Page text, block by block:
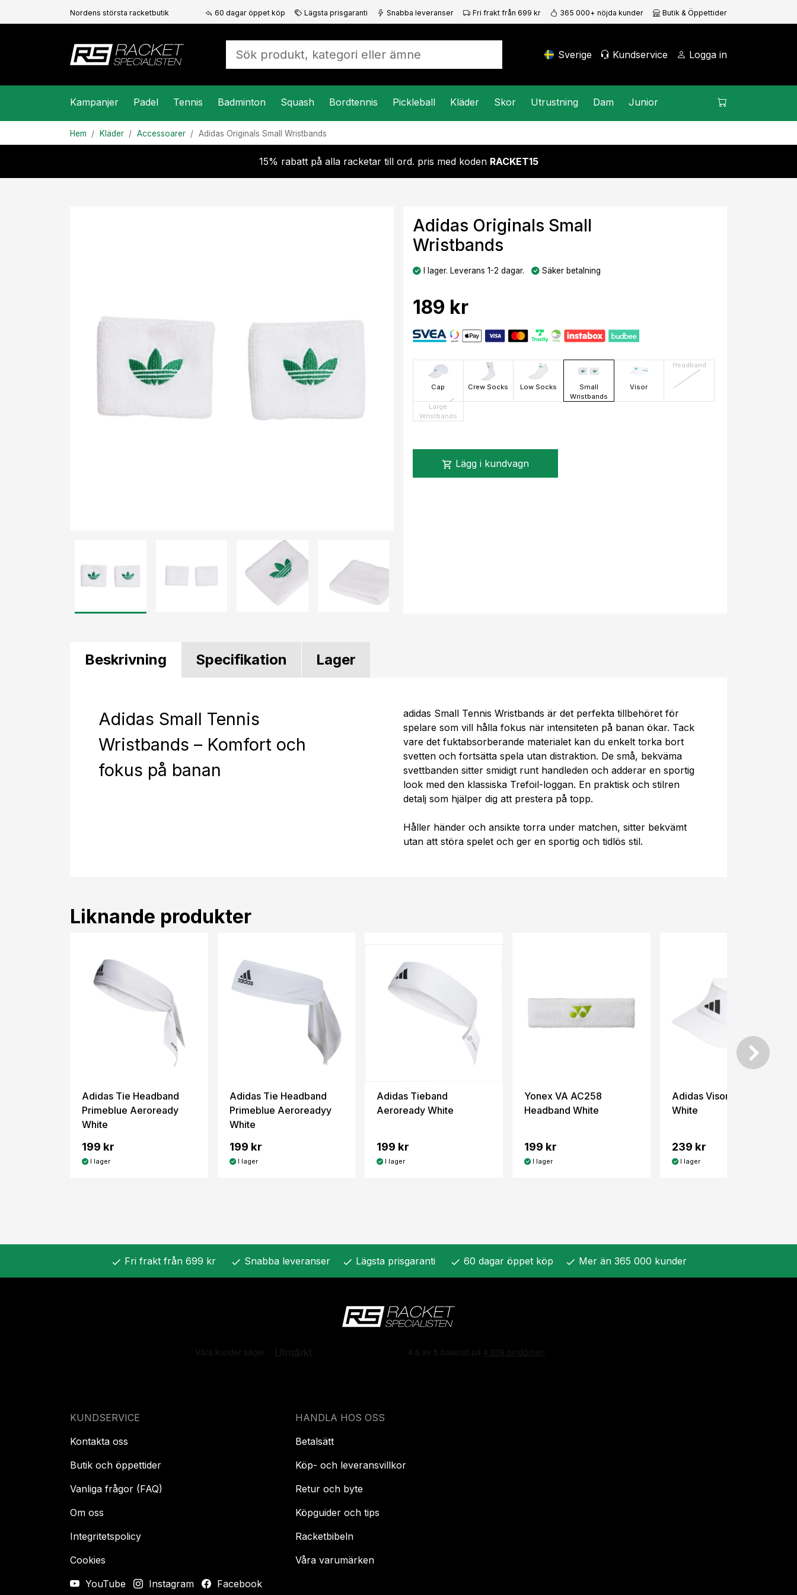
Nordens största racketbutik 60 dagar öppet köp Lägsta prisgaranti Snabba leveranser Fri frakt från 699 kr 365 000+ nöjda kunder Butik & Öppettider
Sverige Kundservice Logga in
Kampanjer Padel Tennis Badminton Squash Bordtennis Pickleball Kläder Skor Utrustning Dam Junior
Hem Kläder Accessoarer Adidas Originals Small Wristbands
15% rabatt på alla racketar till ord. pris med koden RACKET15
Adidas Originals Small
Wristbands
I lager. Leverans 1-2 dagar. Säker betalning
189 kr
Cap Crew Socks Low Socks
Small
Wristbands
Visor
Headband
Large
Wristbands
shopping_cart Lägg i kundvagn
Beskrivning Specifikation Lager
Adidas Small Tennis
Wristbands – Komfort och
fokus på banan
adidas Small Tennis Wristbands är det perfekta tillbehöret för
spelare som vill hålla fokus när intensiteten på banan ökar. Tack
vare det fuktabsorberande materialet kan du enkelt torka bort
svetten och fortsätta spela utan distraktion. De små, bekväma
svettbanden sitter smidigt runt handleden och adderar en sportig
look med den klassiska Trefoil-loggan. En praktisk och stilren
detalj som hjälper dig att prestera på topp.
Håller händer och ansikte torra under matchen, sitter bekvämt
utan att störa spelet och ger en sportig och tidlös stil.
Liknande produkter
Adidas Tie Headband
Primeblue Aeroready
White
199 kr
I lager
Adidas Tie Headband
Primeblue Aeroreadyy
White
199 kr
I lager
Adidas Tieband
Aeroready White
199 kr
I lager
Yonex VA AC258
Headband White
199 kr
I lager
Adidas Visor Climacool
White
239 kr
I lager
check Fri frakt från 699 kr check Snabba leveranser check Lägsta prisgaranti check 60 dagar öppet köp check Mer än 365 000 kunder
KUNDSERVICE
Kontakta oss
Butik och öppettider
Vanliga frågor (FAQ)
Om oss
Integritetspolicy
Cookies
YouTube
Instagram Facebook
HANDLA HOS OSS
Betalsätt
Köp- och leveransvillkor
Retur och byte
Köpguider och tips
Racketbibeln
Våra varumärken